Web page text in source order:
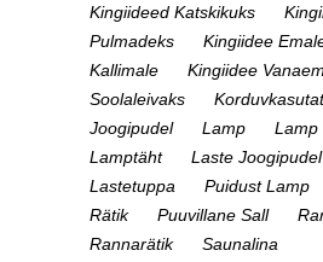
Kingiideed Katskikuks
Pulmadeks
Kingiidee
Kallimale
Kingiidee
Soolaleivaks
Joogipudel
Lamp
Lamp
Lamptäht
Laste Joogipudel
Lastetuppa
Puidust Lamp
Rätik
Puuvillane Sall
Rannarätik
Saunalina